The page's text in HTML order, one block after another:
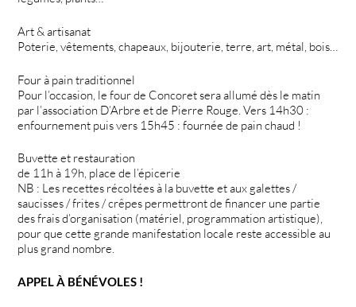
Art & artisanat
Poterie, vêtements, chapeaux, bijouterie, terre, art, métal, bois…
Four à pain traditionnel
Pour l’occasion, le four de Concoret sera allumé dès le matin
par l’association D’Arbre et de Pierre Rouge. Vers 14h30 :
enfournement puis vers 15h45 : fournée de pain chaud !
Buvette et restauration
de 11h à 19h, place de l’épicerie
NB : Les recettes récoltées à la buvette et aux galettes /
saucisses / frites / crêpes permettront de financer une partie
des frais d’organisation (matériel, programmation artistique),
pour que cette grande manifestation locale reste accessible au
plus grand nombre.
APPEL À BÉNÉVOLES !